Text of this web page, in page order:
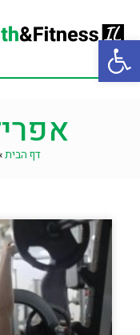
פתח סרגל נגישות
אפריל
דף הבית